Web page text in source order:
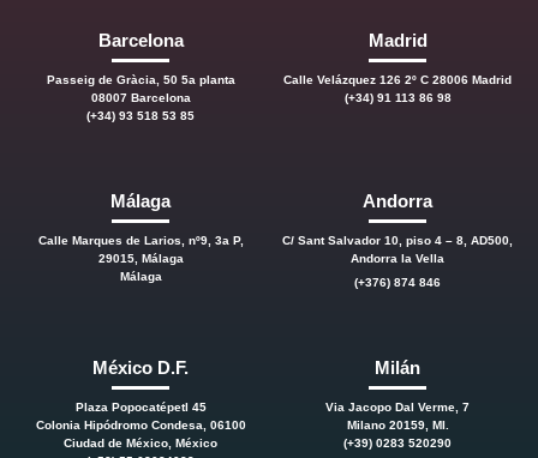
Barcelona
Passeig de Gràcia, 50 5a planta
08007 Barcelona
(+34) 93 518 53 85
Madrid
Calle Velázquez 126 2º C 28006 Madrid
(+34) 91 113 86 98
Málaga
Calle Marques de Larios, nº9, 3a P,
29015, Málaga
Málaga
Andorra
C/ Sant Salvador 10, piso 4 – 8, AD500,
Andorra la Vella
(+376) 874 846
México D.F.
Plaza Popocatépetl 45
Colonia Hipódromo Condesa, 06100
Ciudad de México, México
Milán
Via Jacopo Dal Verme, 7
Milano 20159, MI.
(+39) 0283 520290